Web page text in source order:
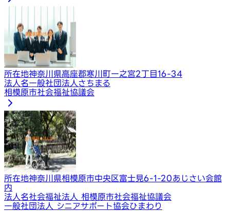
所在地神奈川県高座郡寒川町一之宮2丁目16-34
法人名一般社団法人さちまる
相模原市社会福祉協議会
所在地神奈川県相模原市中央区富士見6-1-20あじさい会館
内
法人名社会福祉法人 相模原市社会福祉協議会
一般社団法人 シニアサポート協会ひまわり